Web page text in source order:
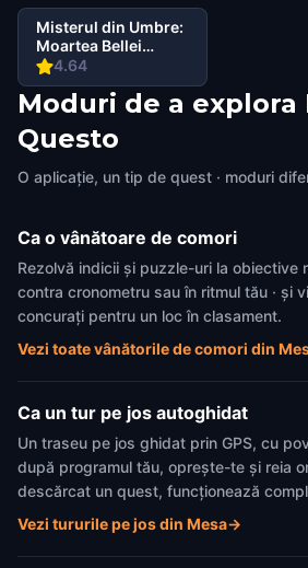
4.64
Misterul din Umbre:
Moartea Bellei
Wanderlust în
Downtown Mesa
Mesa
Moduri de a explora
Questo
O aplicație, un tip de quest · moduri
Ca o vânătoare de comori
Rezolvă indicii și puzzle-uri la obiective
contra cronometru sau în ritmul tău · și
concurați pentru un loc în clasament.
Vezi toate vânătorile de comori din
Ca un tur pe jos autoghidat
Un traseu pe jos ghidat prin GPS, cu
după programul tău, oprește-te și reia
descărcat un quest, funcționează
Vezi tururile pe jos din Mesa→